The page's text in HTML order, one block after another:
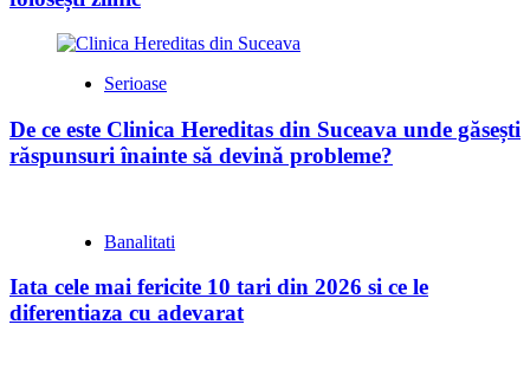
Serioase
De ce este Clinica Hereditas din Suceava unde găsești
răspunsuri înainte să devină probleme?
Banalitati
Iata cele mai fericite 10 tari din 2026 si ce le
diferentiaza cu adevarat